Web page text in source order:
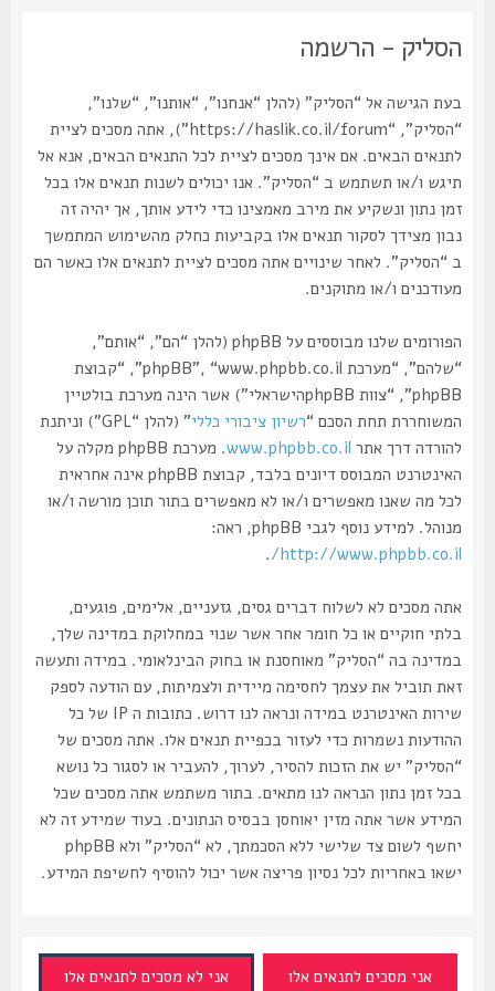
הסליק - הרשמה
בעת הגישה אל “הסליק” (להלן “אנחנו”, “אותנו”, “שלנו”,
“הסליק”, “https://haslik.co.il/forum”), אתה מסכים לציית
לתנאים הבאים. אם אינך מסכים לציית לכל התנאים הבאים, אנא אל
תיגש ו/או תשתמש ב “הסליק”. אנו יכולים לשנות תנאים אלו בכל
זמן נתון ונשקיע את מירב מאמצינו כדי לידע אותך, אך יהיה זה
נבון מצידך לסקור תנאים אלו בקביעות כחלק מהשימוש המתמשך
ב “הסליק”. לאחר שינויים אתה מסכים לציית לתנאים אלו כאשר הם
מעודכנים ו/או מתוקנים.
הפורומים שלנו מבוססים על phpBB (להלן “הם”, “אותם”,
“שלהם”, “מערכת phpBB”, “www.phpbb.co.il”, “קבוצת
phpBB”, “צוות phpBBהישראלי”) אשר הינה מערכת בולטיין
המשוחררת תחת הסכם “רשיון ציבורי כללי
” (להלן “GPL”) וניתנת
להורדה דרך אתר www.phpbb.co.il
. מערכת phpBB מקלה על
האינטרנט המבוסס דיונים בלבד, קבוצת phpBB אינה אחראית
לכל מה שאנו מאפשרים ו/או לא מאפשרים בתור תוכן מורשה ו/או
מנוהל. למידע נוסף לגבי phpBB, ראה:
http://www.phpbb.co.il/
.
אתה מסכים לא לשלוח דברים גסים, גזעניים, אלימים, פוגעים,
בלתי חוקיים או כל חומר אחר אשר שנוי במחלוקת במדינה שלך,
במדינה בה “הסליק” מאוחסנת או בחוק הבינלאומי. במידה ותעשה
זאת תוביל את עצמך לחסימה מיידית ולצמיתות, עם הודעה לספק
שירות האינטרנט במידה ונראה לנו דרוש. כתובות ה IP של כל
ההודעות נשמרות כדי לעזור בכפיית תנאים אלו. אתה מסכים של
“הסליק” יש את הזכות להסיר, לערוך, להעביר או לסגור כל נושא
בכל זמן נתון הנראה לנו מתאים. בתור משתמש אתה מסכים שכל
המידע אשר אתה מזין יאוחסן בבסיס הנתונים. בעוד שמידע זה לא
יחשף לשום צד שלישי ללא הסכמתך, לא “הסליק” ולא phpBB
ישאו באחריות לכל נסיון פריצה אשר יכול להוסיף לחשיפת המידע.